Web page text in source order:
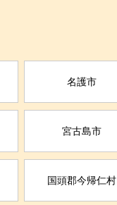
名護市
宮古島市
国頭郡今帰仁村